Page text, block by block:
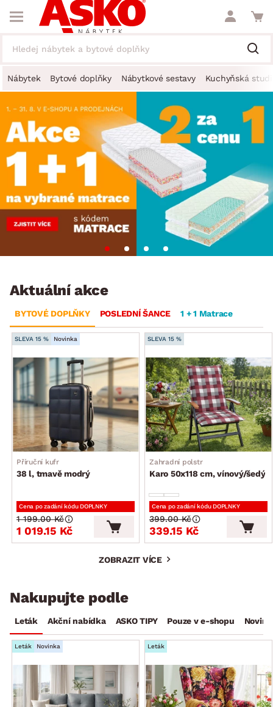
Nábytek Bytové doplňky Nábytkové sestavy Kuchyňská
Aktuální akce
BYTOVÉ DOPLŇKY POSLEDNÍ ŠANCE 1 + 1 Matrace
SLEVA 15 % Novinka
Příruční kufr
38 l, tmavě modrý
Cena po zadání kódu DOPLNKY
1 019.15 Kč
1 199.00 Kč
SLEVA 15 %
Zahradní polstr
Karo 50x118 cm, vínový/šedý
Cena po zadání kódu DOPLNKY
339.15 Kč
399.00 Kč
ZOBRAZIT VÍCE
Nakupujte podle
Leták Akční nabídka ASKO TIPY Pouze v e-shopu
Leták Novinka Leták